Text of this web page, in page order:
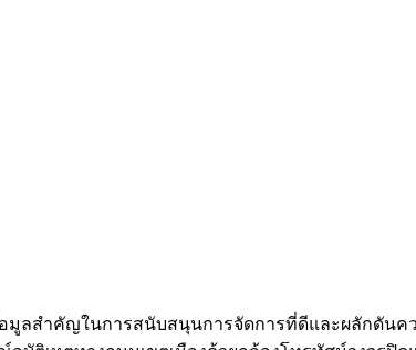
มูลสำคัญในการสนับสนุนการจัดการที่ดีและผลักดัน